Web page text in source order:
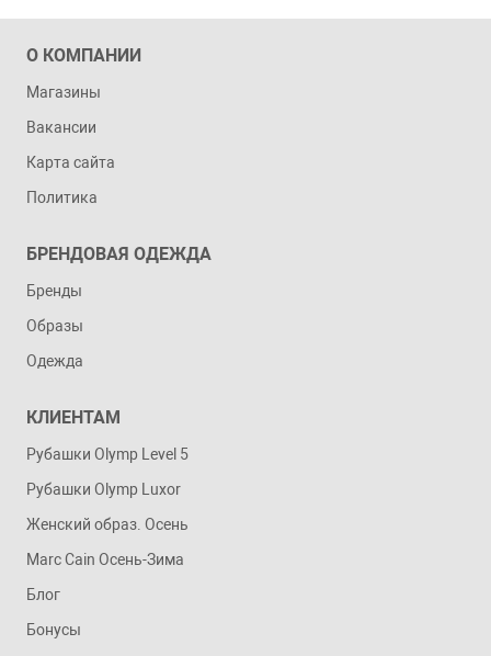
О КОМПАНИИ
Магазины
Вакансии
Карта сайта
Политика
БРЕНДОВАЯ ОДЕЖДА
Бренды
Образы
Одежда
КЛИЕНТАМ
Рубашки Olymp Level 5
Рубашки Olymp Luxor
Женский образ. Осень
Marc Cain Осень-Зима
Блог
Бонусы